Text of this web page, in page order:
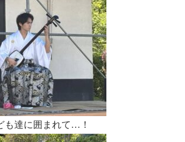
も達に囲まれて…！